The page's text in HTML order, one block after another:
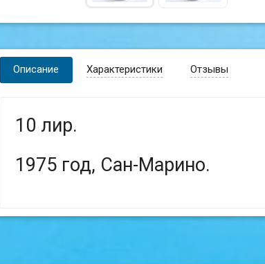
Описание Характеристики Отзывы
10 лир.
1975 год, Сан-Марино.